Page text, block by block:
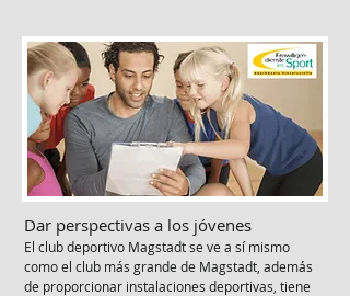
Dar perspectivas a los jóvenes
​El club deportivo Magstadt se ve a sí mismo
como el club más grande de Magstadt, además
de proporcionar instalaciones deportivas, tiene